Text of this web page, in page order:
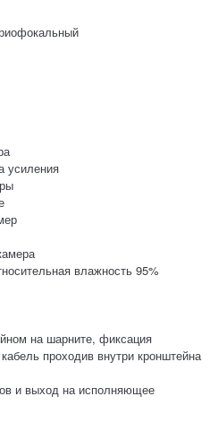
усиления
влажность 95%
на шарните, фиксация
проходив внутри кронштейна
и выход на исполняющее